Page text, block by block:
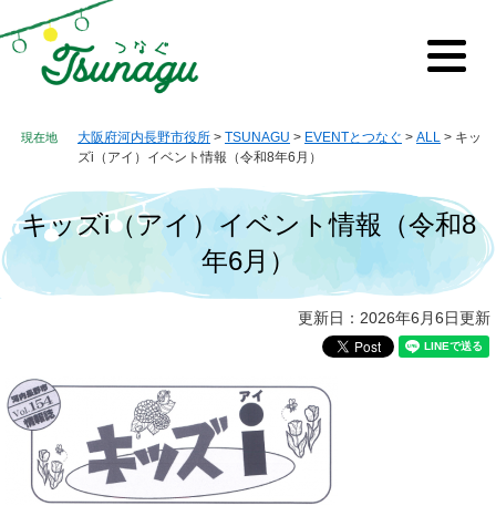
ー
ジ
ニ
ュ
本
文
へ
メ
大阪府河内長野市役所 > TSUNAGU > EVENTとつなぐ > ALL > キッ
ズi（アイ）イベント情報（令和8年6月）
キッズi（アイ）イベント情報（令和8
年6月）
更新日：2026年6月6日更新